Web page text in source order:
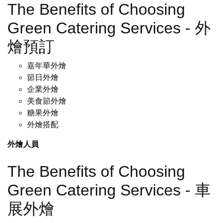
The Benefits of Choosing
Green Catering Services - 外
燴預訂
嘉年華外燴
節日外燴
企業外燴
美食節外燴
糖果外燴
外燴搭配
外燴人員
The Benefits of Choosing
Green Catering Services - 車
展外燴